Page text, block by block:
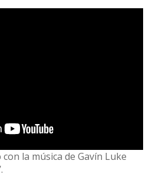
la música de Gavín Luke